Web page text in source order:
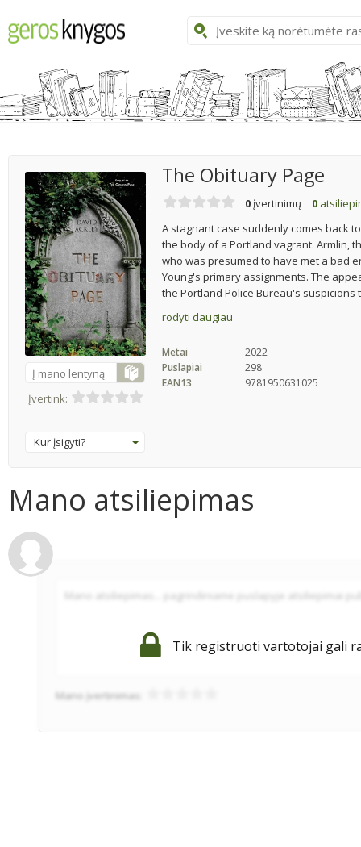
Į mano lentyną
Įvertink:
Kur įsigyti?
The Obituary Page
0 įvertinimų 0
A stagnant case suddenly comes back
the body of a Portland vagrant. Armlin,
who was presumed to have met a bad
Young's primary assignments. The
the Portland Police Bureau's suspicions
rodyti daugiau
Metai
2022
Puslapiai
298
EAN13
9781950631025
Mano atsiliepimas
Tik registruoti vartotojai gali
Mano įvertinimas: